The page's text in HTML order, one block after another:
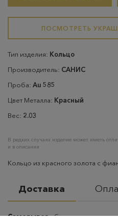
ПОСМОТРЕТЬ
Тип изделия: Кольцо
Производитель: САНИС
Проба: Au 585
Цвет Металла: Красный
Вес: 2.03
В редких случаях изделие может иметь
и в описании
Кольцо из красного золота с
Доставка
Самовывоз– бесплатно